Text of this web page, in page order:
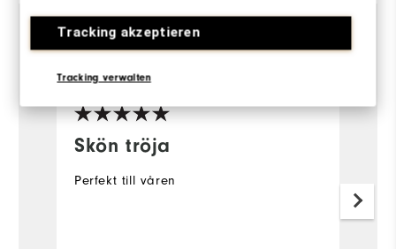
Tracking akzeptieren
Tracking verwalten
Skön tröja
Verifierad köpare
Perfekt till våren